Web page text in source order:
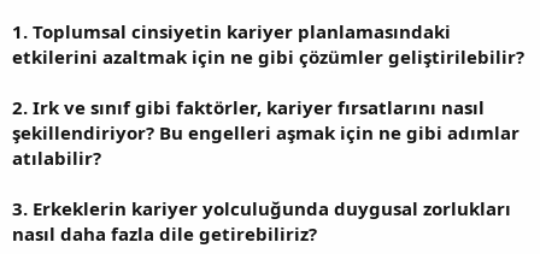
1. Toplumsal cinsiyetin kariyer planlamasındaki
etkilerini azaltmak için ne gibi çözümler geliştirilebilir?
2. Irk ve sınıf gibi faktörler, kariyer fırsatlarını nasıl
şekillendiriyor? Bu engelleri aşmak için ne gibi adımlar
atılabilir?
3. Erkeklerin kariyer yolculuğunda duygusal zorlukları
nasıl daha fazla dile getirebiliriz?